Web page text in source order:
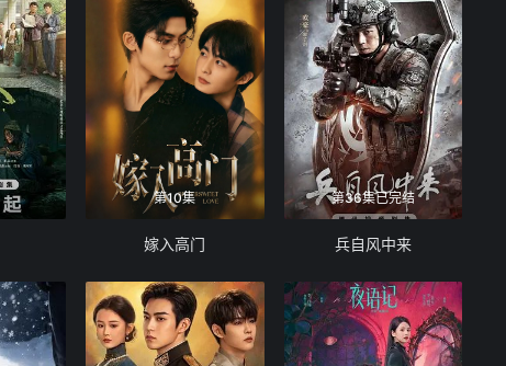
第10集
嫁入高门
第36集已完结
兵自风中来